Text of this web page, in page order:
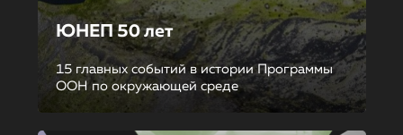
ЮНЕП 50 лет
15 главных событий в истории Программы
ООН по окружающей среде